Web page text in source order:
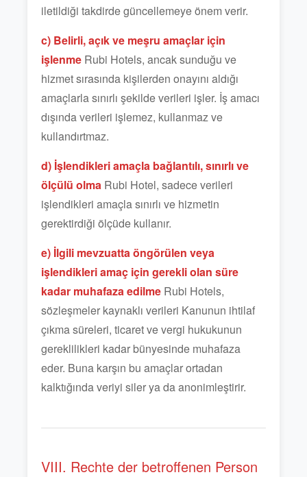
iletildiği takdirde güncellemeye önem verir.
c) Belirli, açık ve meşru amaçlar için
işlenme Rubi Hotels, ancak sunduğu ve
hizmet sırasında kişilerden onayını aldığı
amaçlarla sınırlı şekilde verileri işler. İş amacı
dışında verileri işlemez, kullanmaz ve
kullandırtmaz.
d) İşlendikleri amaçla bağlantılı, sınırlı ve
ölçülü olma Rubi Hotel, sadece verileri
işlendikleri amaçla sınırlı ve hizmetin
gerektirdiği ölçüde kullanır.
e) İlgili mevzuatta öngörülen veya
işlendikleri amaç için gerekli olan süre
kadar muhafaza edilme Rubi Hotels,
sözleşmeler kaynaklı verileri Kanunun ihtilaf
çıkma süreleri, ticaret ve vergi hukukunun
gereklilikleri kadar bünyesinde muhafaza
eder. Buna karşın bu amaçlar ortadan
kalktığında veriyi siler ya da anonimleştirir.
VIII. Rechte der betroffenen Person